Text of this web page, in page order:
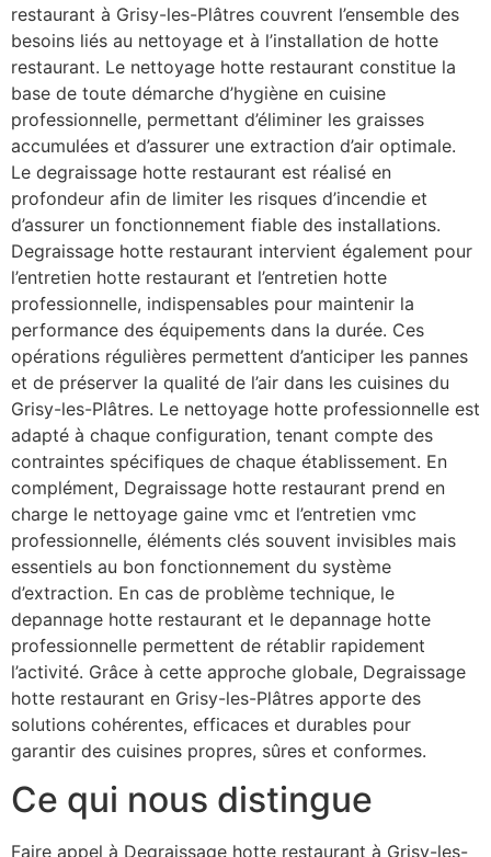
restaurant à Grisy-les-Plâtres couvrent l’ensemble des
besoins liés au nettoyage et à l’installation de hotte
restaurant. Le nettoyage hotte restaurant constitue la
base de toute démarche d’hygiène en cuisine
professionnelle, permettant d’éliminer les graisses
accumulées et d’assurer une extraction d’air optimale.
Le degraissage hotte restaurant est réalisé en
profondeur afin de limiter les risques d’incendie et
d’assurer un fonctionnement fiable des installations.
Degraissage hotte restaurant intervient également pour
l’entretien hotte restaurant et l’entretien hotte
professionnelle, indispensables pour maintenir la
performance des équipements dans la durée. Ces
opérations régulières permettent d’anticiper les pannes
et de préserver la qualité de l’air dans les cuisines du
Grisy-les-Plâtres. Le nettoyage hotte professionnelle est
adapté à chaque configuration, tenant compte des
contraintes spécifiques de chaque établissement. En
complément, Degraissage hotte restaurant prend en
charge le nettoyage gaine vmc et l’entretien vmc
professionnelle, éléments clés souvent invisibles mais
essentiels au bon fonctionnement du système
d’extraction. En cas de problème technique, le
depannage hotte restaurant et le depannage hotte
professionnelle permettent de rétablir rapidement
l’activité. Grâce à cette approche globale, Degraissage
hotte restaurant en Grisy-les-Plâtres apporte des
solutions cohérentes, efficaces et durables pour
garantir des cuisines propres, sûres et conformes.
Ce qui nous distingue
Faire appel à Degraissage hotte restaurant à Grisy-les-